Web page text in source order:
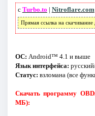
с Turbo.to | Nitroflare.com
Прямая ссылка на
ОС: Android™ 4.1 и выше
Язык интерфейса:
Статус: взломана (все
Скачать программу
МБ):